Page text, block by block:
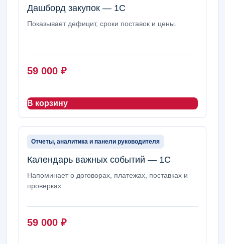
Дашборд закупок — 1С
Показывает дефицит, сроки поставок и цены.
59 000 ₽
В корзину
Отчеты, аналитика и панели руководителя
Календарь важных событий — 1С
Напоминает о договорах, платежах, поставках и
проверках.
59 000 ₽